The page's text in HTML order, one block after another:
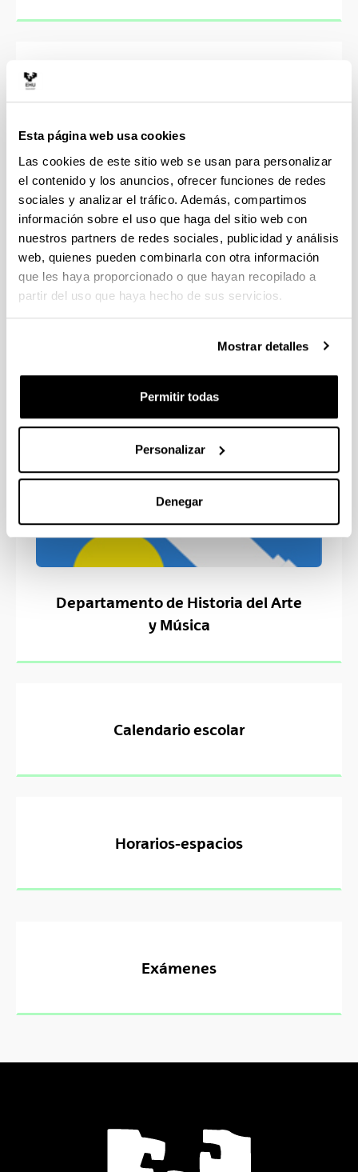
Esta página web usa cookies
Las cookies de este sitio web se usan para personalizar
el contenido y los anuncios, ofrecer funciones de redes
sociales y analizar el tráfico. Además, compartimos
información sobre el uso que haga del sitio web con
nuestros partners de redes sociales, publicidad y análisis
web, quienes pueden combinarla con otra información
que les haya proporcionado o que hayan recopilado a
partir del uso que haya hecho de sus servicios.
Mostrar detalles
Permitir todas
Personalizar
Denegar
Departamento de Pintura
Departamento de Historia del Arte
y Música
Calendario escolar
Horarios-espacios
Exámenes